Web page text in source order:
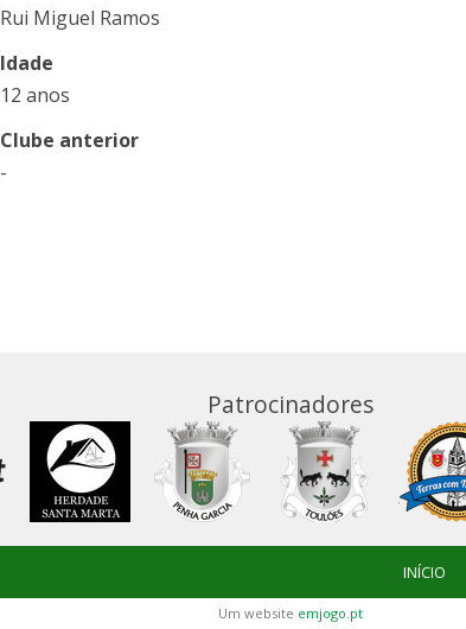
Rui Miguel Ramos
Idade
12 anos
Clube anterior
-
Patrocinadores
INÍCIO
Um website emjogo.pt